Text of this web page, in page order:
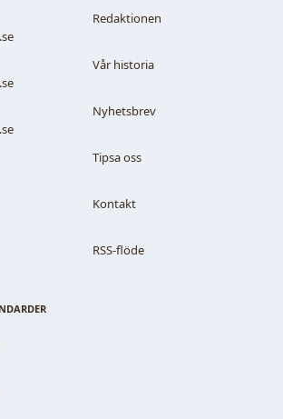
Redaktionen
Vår historia
Nyhetsbrev
Tipsa oss
Kontakt
RSS-flöde